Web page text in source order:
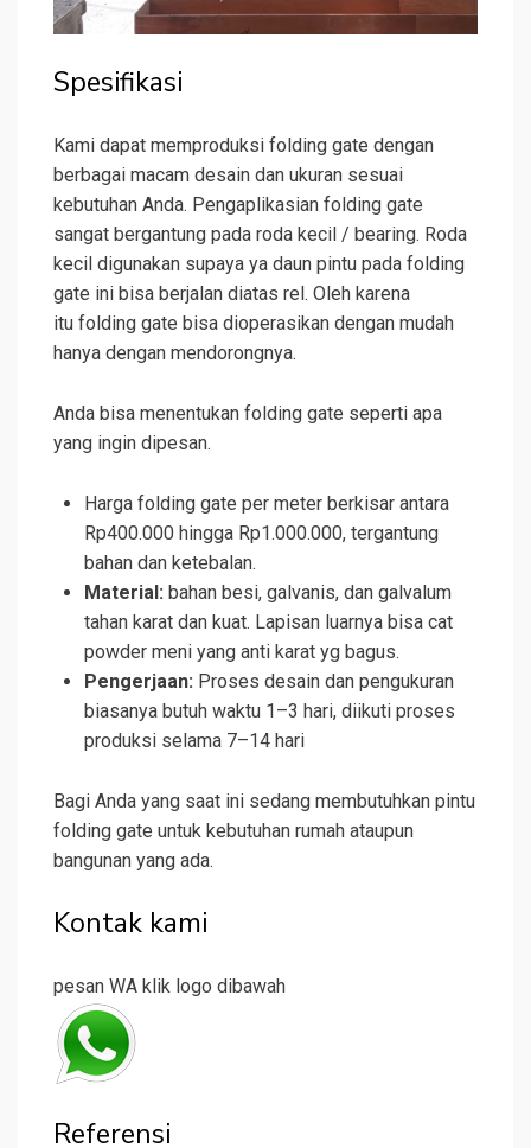
Spesifikasi
Kami dapat memproduksi folding gate dengan
berbagai macam desain dan ukuran sesuai
kebutuhan Anda. Pengaplikasian folding gate
sangat bergantung pada roda kecil / bearing. Roda
kecil digunakan supaya ya daun pintu pada folding
gate ini bisa berjalan diatas rel. Oleh karena
itu folding gate bisa dioperasikan dengan mudah
hanya dengan mendorongnya.
Anda bisa menentukan folding gate seperti apa
yang ingin dipesan.
Harga folding gate per meter berkisar antara
Rp400.000 hingga Rp1.000.000, tergantung
bahan dan ketebalan.
Material: bahan besi, galvanis, dan galvalum
tahan karat dan kuat. Lapisan luarnya bisa cat
powder meni yang anti karat yg bagus.
Pengerjaan: Proses desain dan pengukuran
biasanya butuh waktu 1–3 hari, diikuti proses
produksi selama 7–14 hari
Bagi Anda yang saat ini sedang membutuhkan pintu
folding gate untuk kebutuhan rumah ataupun
bangunan yang ada.
Kontak kami
pesan WA klik logo dibawah
Referensi